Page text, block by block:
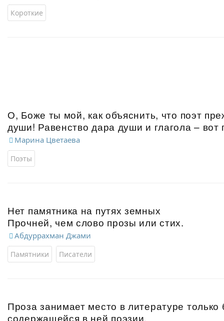
Короткие
О, Боже ты мой, как объяснить, что поэт
души! Равенство дара души и глагола – вот
Марина Цветаева
Поэты
Нет памятника на путях земных
Прочней, чем слово прозы или стих.
Абдуррахман Джами
Памятники Писатели
Проза занимает место в литературе только
содержащейся в ней поэзии.